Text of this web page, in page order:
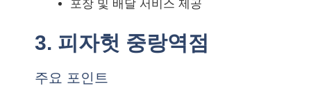
포장 및 배달 서비스 제공
3. 피자헛 중랑역점
주요 포인트